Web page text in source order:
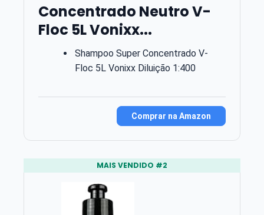
Concentrado Neutro V-
Floc 5L Vonixx...
Shampoo Super Concentrado V-
Floc 5L Vonixx Diluição 1:400
Comprar na Amazon
MAIS VENDIDO #2